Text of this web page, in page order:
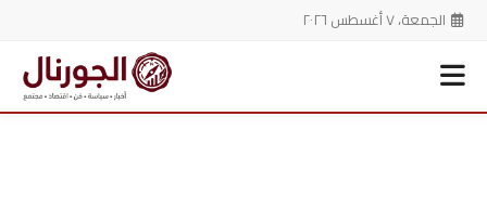
الجمعة، ٧ أغسطس ٢٠٢٦